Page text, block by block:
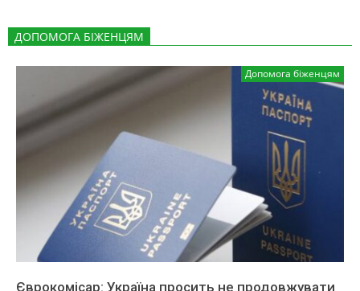
ДОПОМОГА БІЖЕНЦЯМ
Допомога біженцям
Єврокомісар: Україна просить не продовжувати